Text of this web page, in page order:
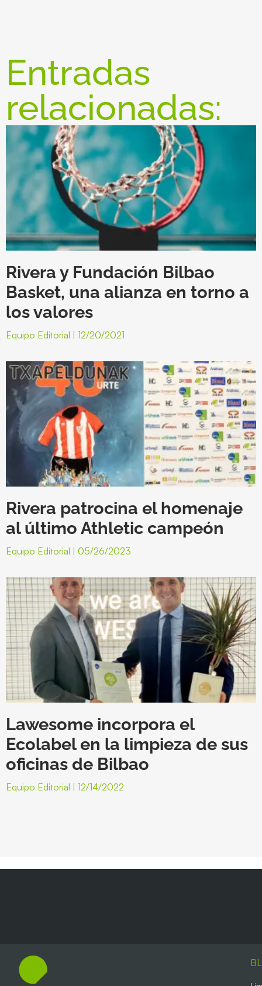
Entradas
relacionadas:
Rivera y Fundación Bilbao
Basket, una alianza en torno a
los valores
Equipo Editorial 12/20/2021
Rivera patrocina el homenaje
al último Athletic campeón
Equipo Editorial 05/26/2023
Lawesome incorpora el
Ecolabel en la limpieza de sus
oficinas de Bilbao
Equipo Editorial 12/14/2022